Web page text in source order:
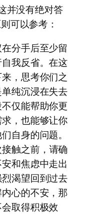
并没有绝对答
可以参考：
分手后至少留
我反省。在这
，思考你们之
纯沉浸在失去
仅能帮助你更
，也能够让你
自身的问题。
触之前，请确
和焦虑中走出
渴望回到过去
心的不安，那
取得积极效